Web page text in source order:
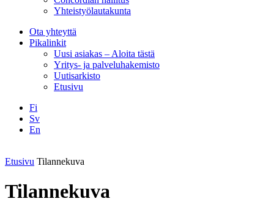
Yhteistyölautakunta
Ota yhteyttä
Pikalinkit
Uusi asiakas – Aloita tästä
Yritys- ja palveluhakemisto
Uutisarkisto
Etusivu
Fi
Sv
En
Etusivu Tilannekuva
Tilannekuva